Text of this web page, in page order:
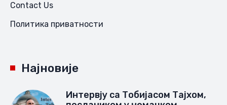
Contact Us
Политика приватности
Најновије
Интервју са Тобијасом Тајхом,